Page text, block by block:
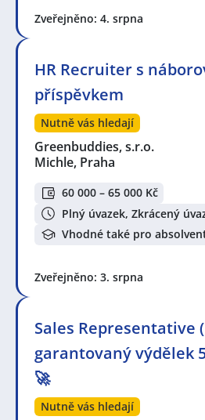
Zveřejněno: 4. srpna
HR Recruiter s
příspěvkem
Nutně vás hledají
Greenbuddies, s.r.o.
Michle, Praha
60 000 – 65 000 Kč
Plný úvazek, Zkrácený
Vhodné také pro
Zveřejněno: 3. srpna
Sales Representative
garantovaný výdělek
🚀
Nutně vás hledají